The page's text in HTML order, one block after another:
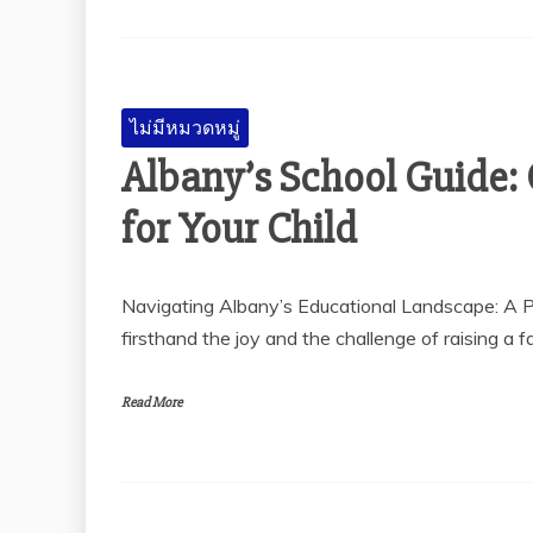
ไม่มีหมวดหมู่
Albany’s School
for Your Child
Navigating Albany’s Educational Landscape: A
firsthand the joy and the challenge of raising a
Read More